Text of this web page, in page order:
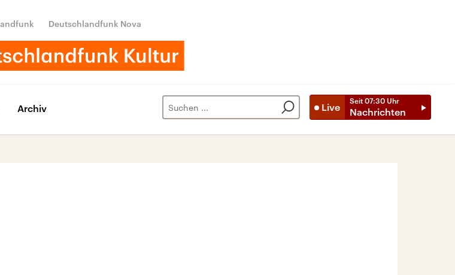
Deutschlandfunk Nova
Live
Seit 07:30 Uhr
Nachrichten
Archiv